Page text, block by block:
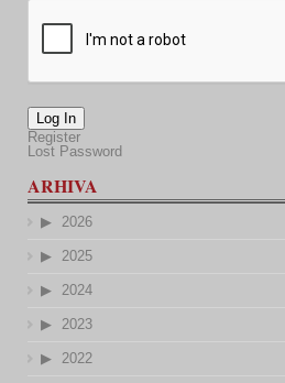
Log In
Register
Lost Password
ARHIVA
2026
2025
2024
2023
2022